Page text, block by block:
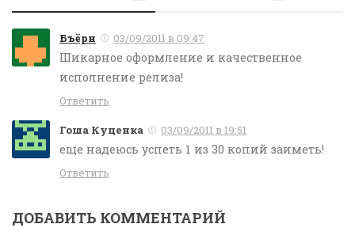
Бъёрн 03/09/2011 в 09:47
Шикарное оформление и качественное
исполнение релиза!
Ответить
Гоша Куценка 03/09/2011 в 19:51
еще надеюсь успеть 1 из 30 копий заиметь!
Ответить
ДОБАВИТЬ КОММЕНТАРИЙ